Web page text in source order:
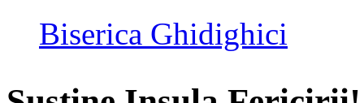
Biserica Ghidighici